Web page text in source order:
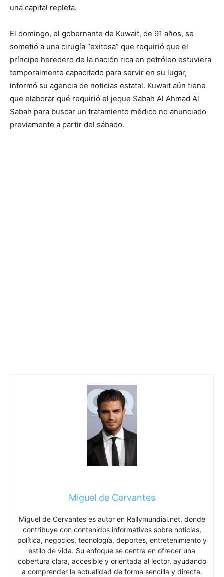
una capital repleta.
El domingo, el gobernante de Kuwait, de 91 años, se
sometió a una cirugía “exitosa” que requirió que el
príncipe heredero de la nación rica en petróleo estuviera
temporalmente capacitado para servir en su lugar,
informó su agencia de noticias estatal. Kuwait aún tiene
que elaborar qué requirió el jeque Sabah Al Ahmad Al
Sabah para buscar un tratamiento médico no anunciado
previamente a partir del sábado.
Miguel de Cervantes
Miguel de Cervantes es autor en Rallymundial.net, donde
contribuye con contenidos informativos sobre noticias,
política, negocios, tecnología, deportes, entretenimiento y
estilo de vida. Su enfoque se centra en ofrecer una
cobertura clara, accesible y orientada al lector, ayudando
a comprender la actualidad de forma sencilla y directa.